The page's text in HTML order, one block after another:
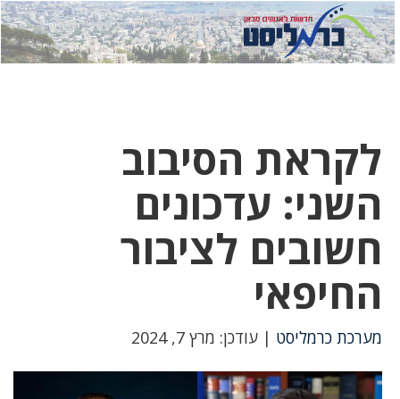
לחץ
כאן
לחץ
כדי
לקראת הסיבוב
השני: עדכונים
חשובים לציבור
החיפאי
מערכת כרמליסט | עודכן: מרץ 7, 2024